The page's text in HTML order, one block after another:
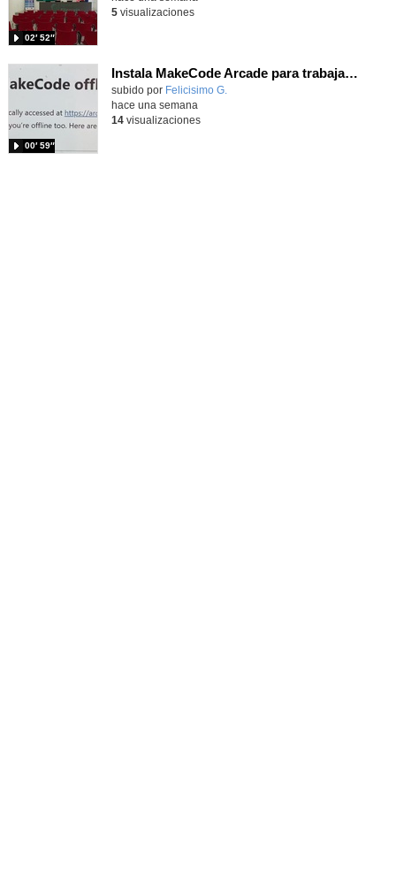
02′ 52″
5visualizaciones
Instala MakeCode Arcade para trabajar offline en tu tablet, ordenador, Chromebook
Contenido educativo.
subido por Felicisimo G.
00′ 59″
hace una semana
14visualizaciones